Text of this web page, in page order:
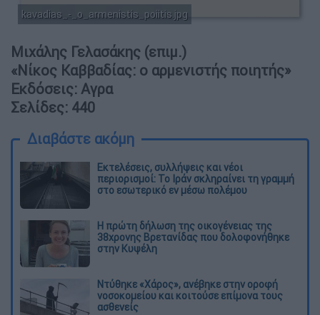
kavadias_-_o_armenistis_poiitis.jpg
Μιχάλης Γελασάκης (επιμ.)
«Νίκος Καββαδίας: ο αρμενιστής ποιητής»
Εκδόσεις: Αγρα
Σελίδες: 440
Διαβάστε ακόμη
Εκτελέσεις, συλλήψεις και νέοι
περιορισμοί: Το Ιράν σκληραίνει τη γραμμή
στο εσωτερικό εν μέσω πολέμου
Η πρώτη δήλωση της οικογένειας της
38χρονης Βρετανίδας που δολοφονήθηκε
στην Κυψέλη
Ντύθηκε «Χάρος», ανέβηκε στην οροφή
νοσοκομείου και κοιτούσε επίμονα τους
ασθενείς